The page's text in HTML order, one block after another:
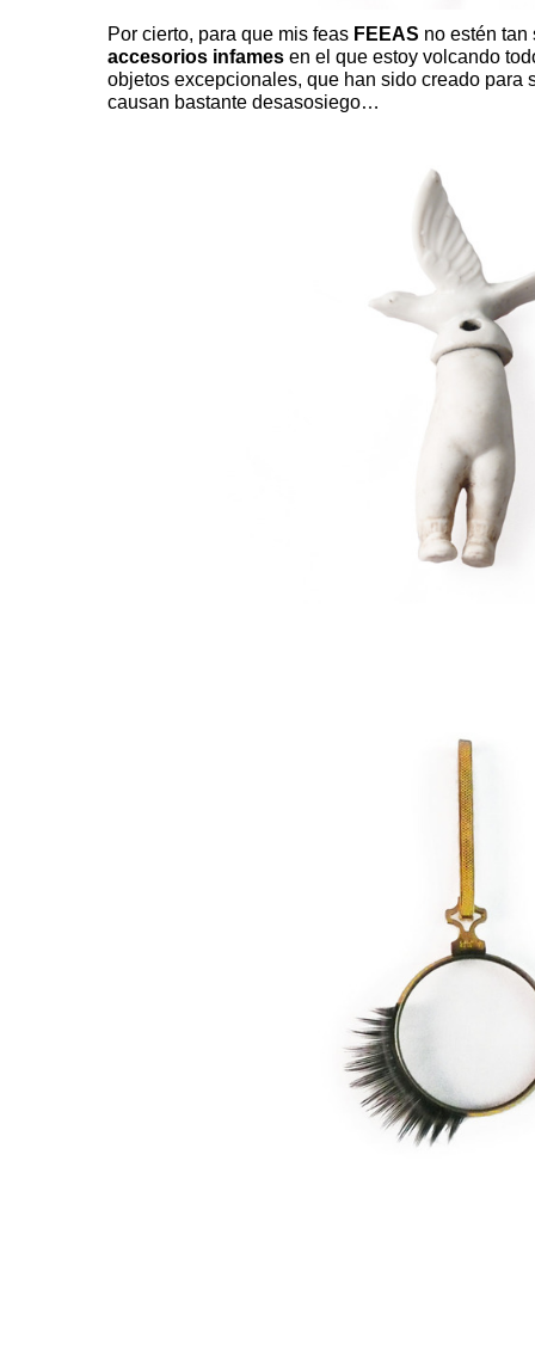
Por cierto, para que mis feas FEEAS no estén tan
accesorios infames en el que estoy volcando
objetos excepcionales, que han sido creado para
causan bastante desasosiego…